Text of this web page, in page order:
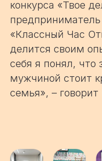
конкурса «Твое
«Классный Час
делится своим
себя я понял,
мужчиной стоит
семья», –